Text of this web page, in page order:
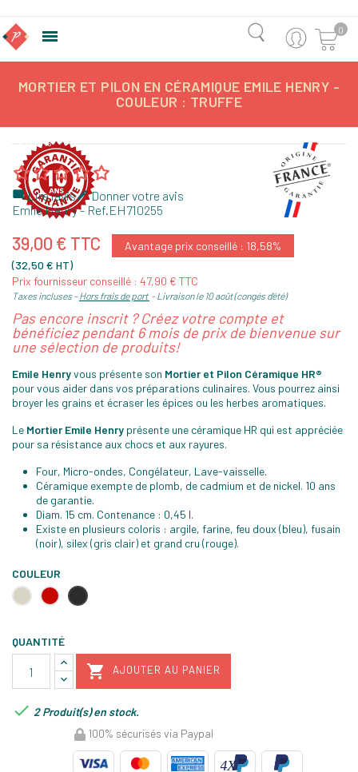
 0
MORTIER ET PILON EN CÉRAMIQUE EMILE HENRY -
COULEUR : TRUFFE
-18,58%
Lire l'avisDonner votre avis
Emile Henry- Ref.EH710255
39,00 € TTC
Avantage prix conseillé : 18,58%
(32,50 € HT)
Prix fournisseur conseillé : 47,90 € TTC
Taxes incluses Hors frais de port Livraison le 10 août (congés d'été)
Pas encore inscrit ? Créez votre compte et
bénéficiez pendant 6 mois de prix de bienvenue sur
une sélection de produits!
Emile Henryvous présente son Mortier et Pilon Céramique HR®
pour vous aider dans vos préparations culinaires. Vous pourrez ainsi
broyer les grains et écraser les épices ou les herbes aromatiques.
Le Mortier Emile Henry présente une céramique HR qui est appréciée
pour sa résistance aux chocs et aux rayures.
Four, Micro-ondes, Congélateur, Lave-vaisselle.
Céramique exempte de plomb, de cadmium et de nickel. 10 ans
de garantie.
Diam. 15 cm. Contenance : 0,45 l.
Existe en plusieurs coloris : argile, farine, feu doux (bleu), fusain
(noir), silex (gris clair) et grand cru (rouge).
COULEUR
ArgileRouge
grand
Truffe
QUANTITÉ
 AJOUTER AU PANIER
 2 Produit(s) en stock.
100% sécurisés via Paypal